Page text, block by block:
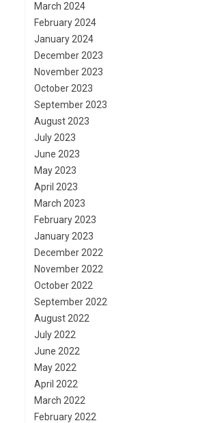
March 2024
February 2024
January 2024
December 2023
November 2023
October 2023
September 2023
August 2023
July 2023
June 2023
May 2023
April 2023
March 2023
February 2023
January 2023
December 2022
November 2022
October 2022
September 2022
August 2022
July 2022
June 2022
May 2022
April 2022
March 2022
February 2022